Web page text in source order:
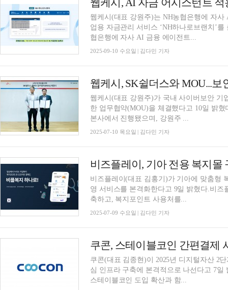
웹케시(대표 강원주)는 NH농협은행에 자
업용 자금관리 서비스 ‘NH하나로브랜치’
협은행에 자사 AI 금융 에이전트...
2025-09-10 수요일 | 김다민 기자
웹케시, SK쉴더스와 MOU...보
웹케시(대표 강원주)가 국내 사이버보안 기
한 업무협약(MOU)을 체결했다고 10일 밝
본사에서 진행됐으며, 강원주 ...
2025-07-10 목요일 | 김다민 기자
비즈플레이, 기아 전용 복지몰
비즈플레이(대표 김홍기)가 기아에 맞춤형
영 서비스를 본격화한다고 9일 밝혔다.비
축하고, 복지포인트 사용처를...
2025-07-09 수요일 | 김다민 기자
쿠콘(대표 김종현)이 2025년 디지털자산 2
심 인프라 구축에 본격적으로 나선다고 7
스테이블코인 도입 확산과 함...